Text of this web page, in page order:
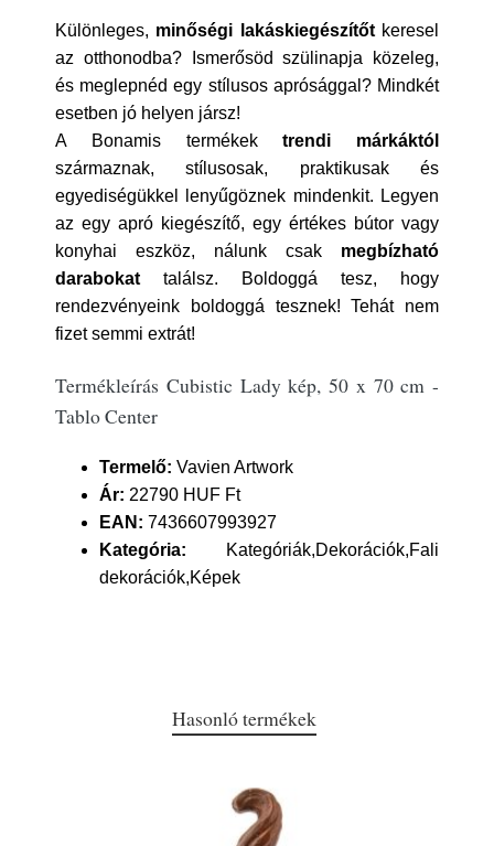
Különleges, minőségi lakáskiegészítőtkeresel
az otthonodba? Ismerősöd szülinapja közeleg,
és meglepnéd egy stílusos aprósággal? Mindkét
esetben jó helyen jársz!
A Bonamis termékektrendi márkáktól
származnak, stílusosak, praktikusak és
egyediségükkel lenyűgöznek mindenkit. Legyen
az egy apró kiegészítő, egy értékes bútor vagy
konyhai eszköz, nálunk csak megbízható
darabokat találsz. Boldoggá tesz, hogy
rendezvényeink boldoggá tesznek! Tehát nem
fizet semmi extrát!
Termékleírás Cubistic Lady kép, 50 x 70 cm -
Tablo Center
Termelő: Vavien Artwork
Ár: 22790 HUF Ft
EAN: 7436607993927
Kategória: Kategóriák,Dekorációk,Fali
dekorációk,Képek
Hasonló termékek